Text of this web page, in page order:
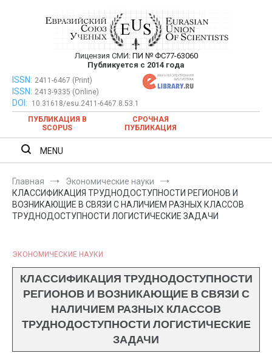
Евразийский Союз Ученых —
публикация научных статей в
ежемесячном научном журнале
Лицензия СМИ: ПИ № ФС77-63060
Публикуется с 2014 года
Евразийский Союз Ученых — публикация научных статей в
ежемесячном научном журнале
ISSN: 2411-6467 (Print)
ISSN: 2413-9335 (Online)
DOI:
10.31618/esu.2411-6467.8.53.1
ПУБЛИКАЦИЯ В
SCOPUS
СРОЧНАЯ
ПУБЛИКАЦИЯ
MENU
Главная
Экономические науки
КЛАССИФИКАЦИЯ ТРУДНОДОСТУПНОСТИ РЕГИОНОВ И
ВОЗНИКАЮЩИЕ В СВЯЗИ С НАЛИЧИЕМ РАЗНЫХ КЛАССОВ
ТРУДНОДОСТУПНОСТИ ЛОГИСТИЧЕСКИЕ ЗАДАЧИ
ЭКОНОМИЧЕСКИЕ НАУКИ
КЛАССИФИКАЦИЯ ТРУДНОДОСТУПНОСТИ
РЕГИОНОВ И ВОЗНИКАЮЩИЕ В СВЯЗИ С
НАЛИЧИЕМ РАЗНЫХ КЛАССОВ
ТРУДНОДОСТУПНОСТИ ЛОГИСТИЧЕСКИЕ
ЗАДАЧИ